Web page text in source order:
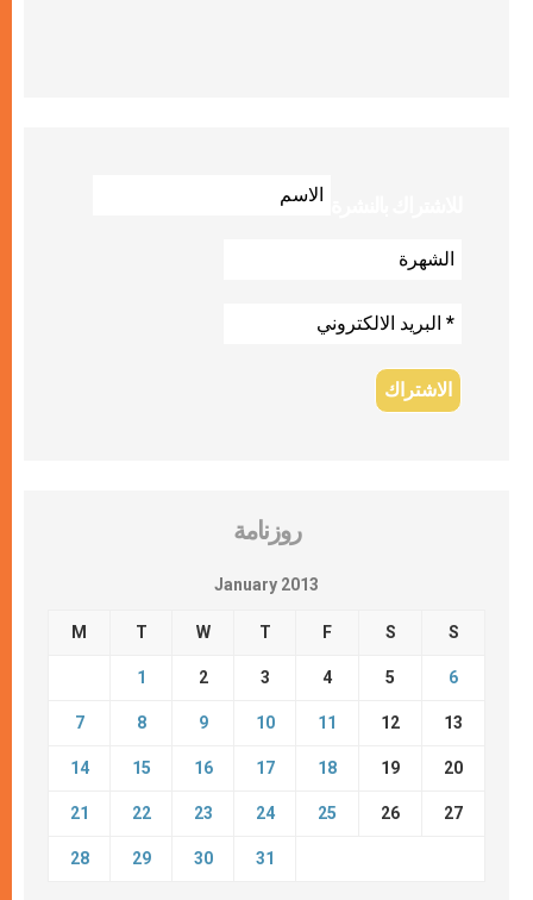
روزنامة
January 2013
M T W T F S S
1 2 3 4 5 6
7 8 9 10 11 12 13
14 15 16 17 18 19 20
21 22 23 24 25 26 27
28 29 30 31